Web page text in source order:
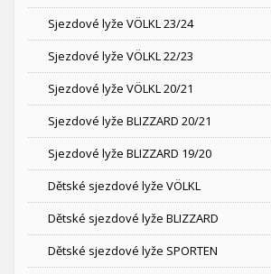
Sjezdové lyže VÖLKL 23/24
Sjezdové lyže VÖLKL 22/23
Sjezdové lyže VÖLKL 20/21
Sjezdové lyže BLIZZARD 20/21
Sjezdové lyže BLIZZARD 19/20
Dětské sjezdové lyže VÖLKL
Dětské sjezdové lyže BLIZZARD
Dětské sjezdové lyže SPORTEN